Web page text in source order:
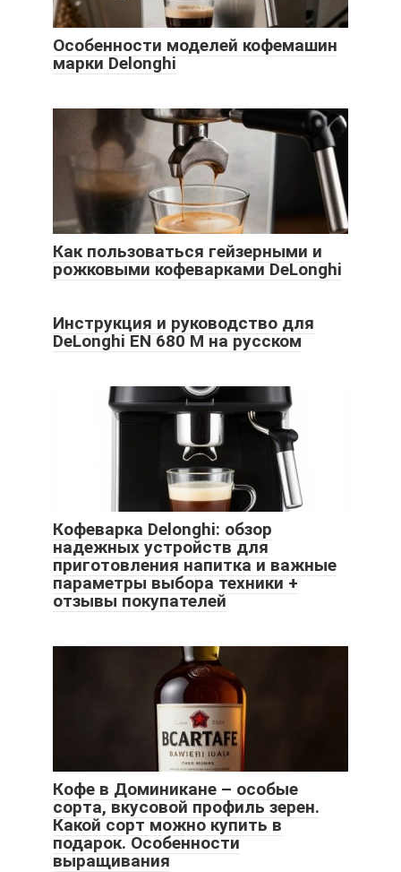
Особенности моделей кофемашин
марки Delonghi
Как пользоваться гейзерными и
рожковыми кофеварками DeLonghi
Инструкция и руководство для
DeLonghi EN 680 M на русском
Кофеварка Delonghi: обзор
надежных устройств для
приготовления напитка и важные
параметры выбора техники +
отзывы покупателей
Кофе в Доминикане – особые
сорта, вкусовой профиль зерен.
Какой сорт можно купить в
подарок. Особенности
выращивания